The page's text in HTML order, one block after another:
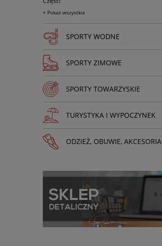
+ Pokaż wszystkie
SPORTY WODNE
SPORTY ZIMOWE
SPORTY TOWARZYSKIE
TURYSTYKA I WYPOCZYNEK
ODZIEŻ, OBUWIE, AKCESORIA